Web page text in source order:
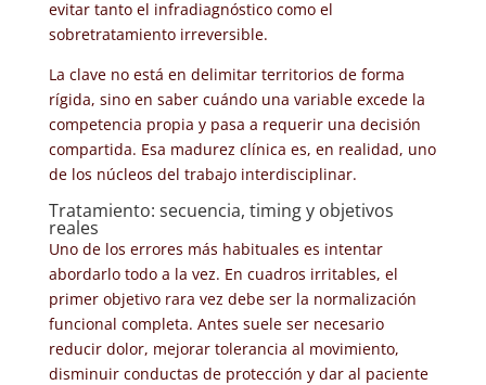
evitar tanto el infradiagnóstico como el
sobretratamiento irreversible.
La clave no está en delimitar territorios de forma
rígida, sino en saber cuándo una variable excede la
competencia propia y pasa a requerir una decisión
compartida. Esa madurez clínica es, en realidad, uno
de los núcleos del trabajo interdisciplinar.
Tratamiento: secuencia, timing y objetivos
reales
Uno de los errores más habituales es intentar
abordarlo todo a la vez. En cuadros irritables, el
primer objetivo rara vez debe ser la normalización
funcional completa. Antes suele ser necesario
reducir dolor, mejorar tolerancia al movimiento,
disminuir conductas de protección y dar al paciente